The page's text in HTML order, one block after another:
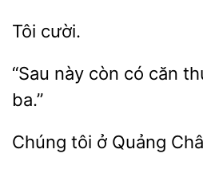
“Sau này có căn
Chúng